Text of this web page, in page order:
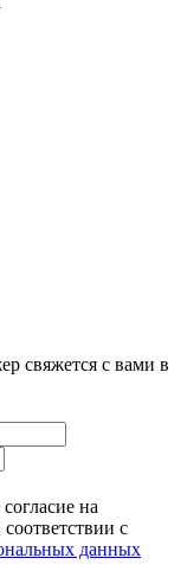
свяжется с вами в
на
с
данных